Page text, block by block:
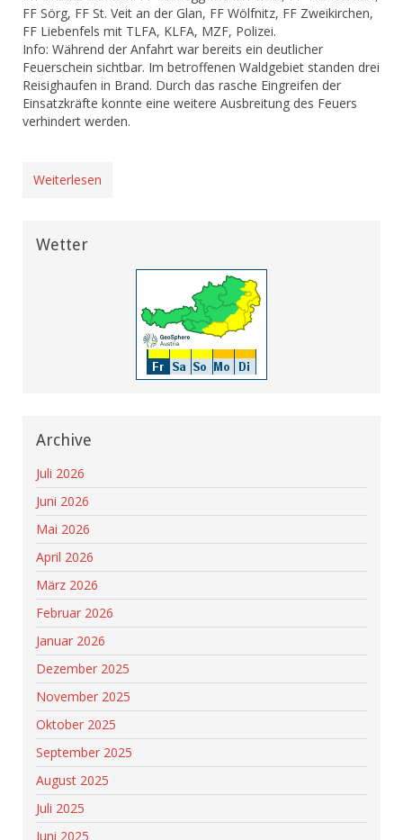
FF Sörg, FF St. Veit an der Glan, FF Wölfnitz, FF Zweikirchen,
FF Liebenfels mit TLFA, KLFA, MZF, Polizei.
Info: Während der Anfahrt war bereits ein deutlicher
Feuerschein sichtbar. Im betroffenen Waldgebiet standen drei
Reisighaufen in Brand. Durch das rasche Eingreifen der
Einsatzkräfte konnte eine weitere Ausbreitung des Feuers
verhindert werden.
Weiterlesen
Wetter
Archive
Juli 2026
Juni 2026
Mai 2026
April 2026
März 2026
Februar 2026
Januar 2026
Dezember 2025
November 2025
Oktober 2025
September 2025
August 2025
Juli 2025
Juni 2025